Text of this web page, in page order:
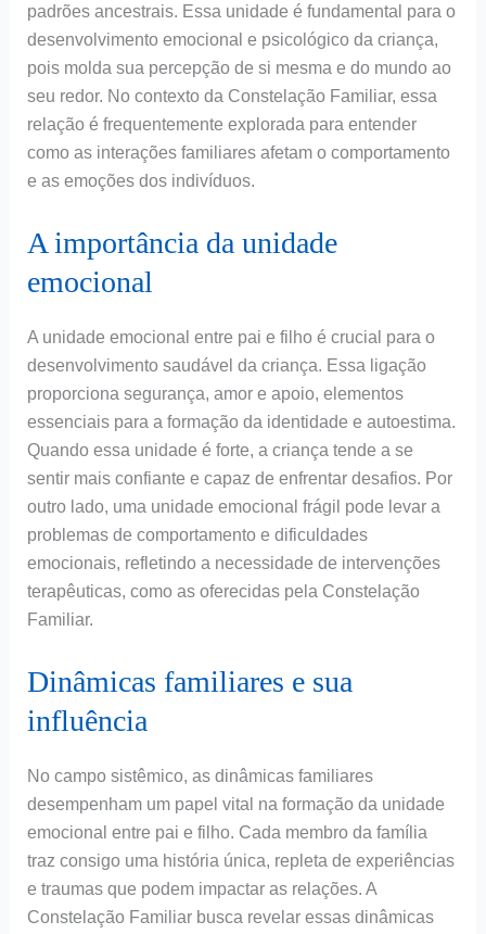
padrões ancestrais. Essa unidade é fundamental para o
desenvolvimento emocional e psicológico da criança,
pois molda sua percepção de si mesma e do mundo ao
seu redor. No contexto da Constelação Familiar, essa
relação é frequentemente explorada para entender
como as interações familiares afetam o comportamento
e as emoções dos indivíduos.
A importância da unidade
emocional
A unidade emocional entre pai e filho é crucial para o
desenvolvimento saudável da criança. Essa ligação
proporciona segurança, amor e apoio, elementos
essenciais para a formação da identidade e autoestima.
Quando essa unidade é forte, a criança tende a se
sentir mais confiante e capaz de enfrentar desafios. Por
outro lado, uma unidade emocional frágil pode levar a
problemas de comportamento e dificuldades
emocionais, refletindo a necessidade de intervenções
terapêuticas, como as oferecidas pela Constelação
Familiar.
Dinâmicas familiares e sua
influência
No campo sistêmico, as dinâmicas familiares
desempenham um papel vital na formação da unidade
emocional entre pai e filho. Cada membro da família
traz consigo uma história única, repleta de experiências
e traumas que podem impactar as relações. A
Constelação Familiar busca revelar essas dinâmicas